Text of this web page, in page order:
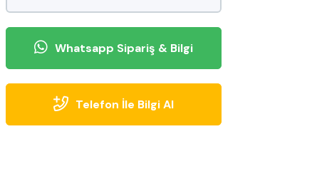
Whatsapp Sipariş & Bilgi
Telefon İle Bilgi Al